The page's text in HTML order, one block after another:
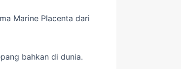
Marine Placenta dari
bahkan di dunia.